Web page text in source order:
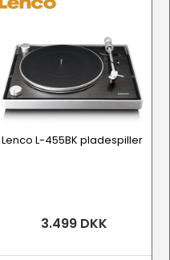
Lenco L-455BK pladespiller
3.499 DKK